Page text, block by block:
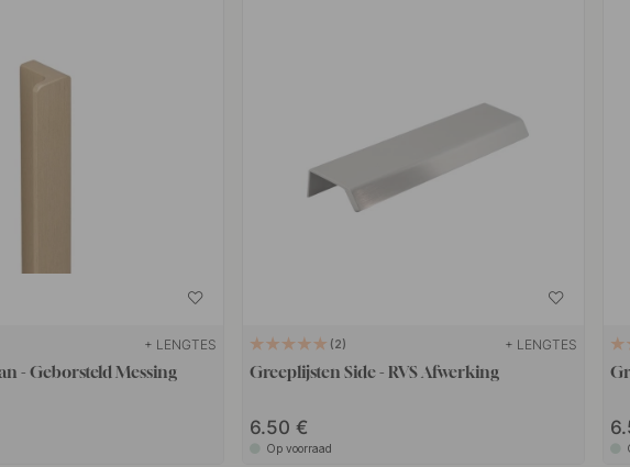
+ LENGTES
- Geborsteld Messing
2 + LENGTES
Greeplijsten Side - RVS Afwerking
6.50
Op voorraad